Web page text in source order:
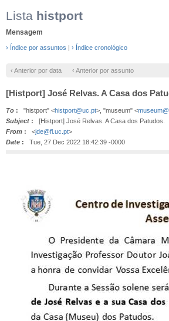
Lista histport
Mensagem
› Índice por assuntos | › Índice cronológico
‹ Anterior por data ‹ Anterior por assunto
[Histport] José Relvas. A Casa dos
To : "histport" <histport@uc.pt>, "museum" <
Subject : [Histport] José Relvas. A Casa dos Patudos.
From : <jde@fl.uc.pt>
Date : Tue, 27 Dec 2022 18:42:39 -0000